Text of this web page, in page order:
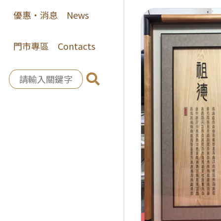
優惠‧消息 News
門市專區 Contacts